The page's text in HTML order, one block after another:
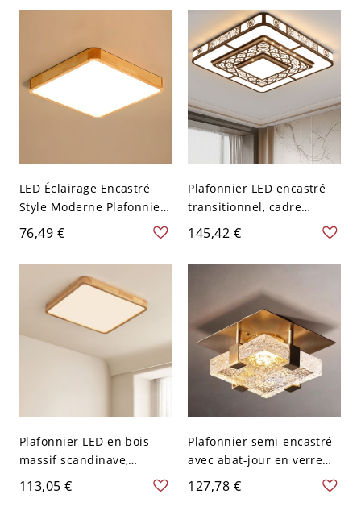
Argent 110 V-120 V 50,8
Bureau - Blanc 110 V-120
V 30,48 cm Chaud
LED Éclairage Encastré
Style Moderne Plafonnier
Beige en Bois pour
Chambre - 110 V-120 V
Carré 30,48 cm Blanc
76,49 €
Plafonnier LED encastré
transitionnel, cadre
métallique ajouré à
treillis avec diffusion
douce - 110 V-120 V 50,8
145,42 €
Plafonnier LED en bois
massif scandinave,
luminaire rond
minimaliste pour
113,05 €
Plafonnier semi-encastré
avec abat-jour en verre
doux doré, 1 lumière
design minimaliste en
127,78 €